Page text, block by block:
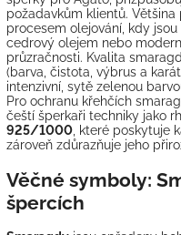
požadavkům klientů. Většina
procesem olejování, kdy
cedrový olejem nebo
průzračnosti. Kvalita
(barva, čistota, výbrus a
intenzivní, sytě zelenou
Pro ochranu křehčích
čeští šperkaři techniky jako
925/1000 , které poskytuje
zároveň zdůrazňuje jeho
Věčné symboly:
špercích